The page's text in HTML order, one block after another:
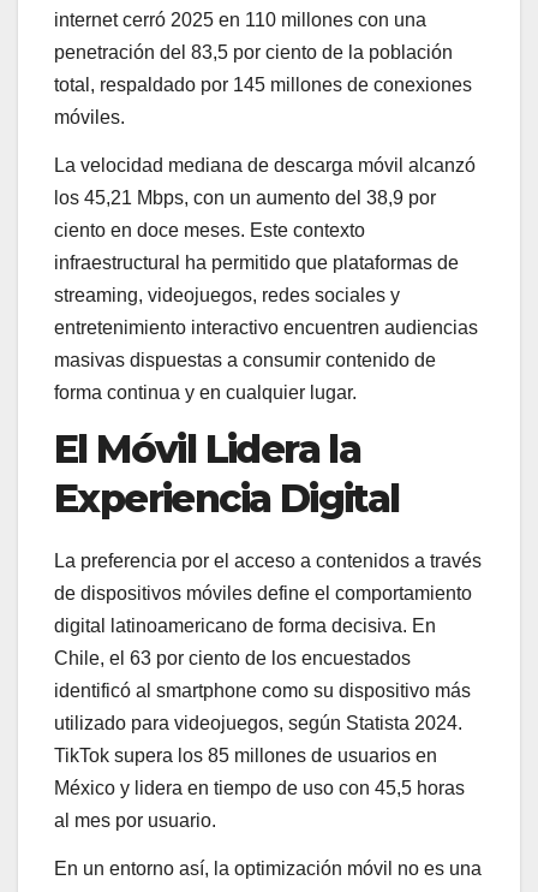
internet cerró 2025 en 110 millones con una
penetración del 83,5 por ciento de la población
total, respaldado por 145 millones de conexiones
móviles.
La velocidad mediana de descarga móvil alcanzó
los 45,21 Mbps, con un aumento del 38,9 por
ciento en doce meses. Este contexto
infraestructural ha permitido que plataformas de
streaming, videojuegos, redes sociales y
entretenimiento interactivo encuentren audiencias
masivas dispuestas a consumir contenido de
forma continua y en cualquier lugar.
El Móvil Lidera la
Experiencia Digital
La preferencia por el acceso a contenidos a través
de dispositivos móviles define el comportamiento
digital latinoamericano de forma decisiva. En
Chile, el 63 por ciento de los encuestados
identificó al smartphone como su dispositivo más
utilizado para videojuegos, según Statista 2024.
TikTok supera los 85 millones de usuarios en
México y lidera en tiempo de uso con 45,5 horas
al mes por usuario.
En un entorno así, la optimización móvil no es una